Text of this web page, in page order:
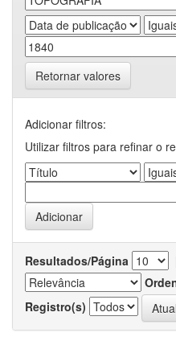
Retornar valores
Adicionar filtros:
Utilizar filtros para refinar o
Resultados/Página
Registro(s)